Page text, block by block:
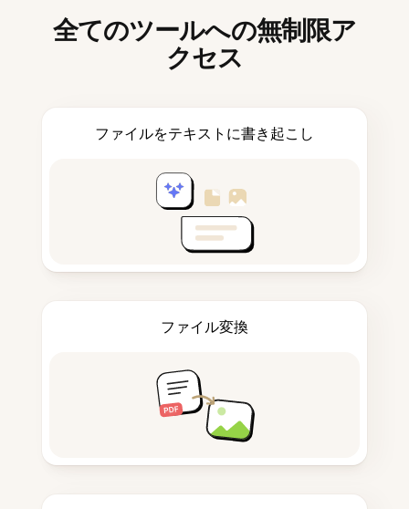
全てのツールへの無制限ア
クセス
ファイルをテキストに書き起こし
ファイル変換